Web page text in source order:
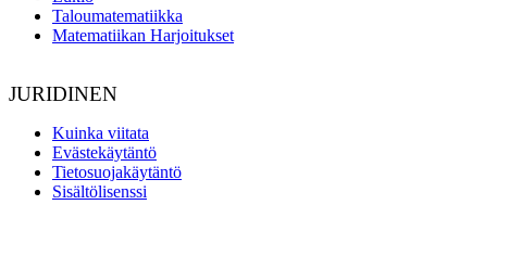
Taloumatematiikka
Matematiikan Harjoitukset
JURIDINEN
Kuinka viitata
Evästekäytäntö
Tietosuojakäytäntö
Sisältölisenssi